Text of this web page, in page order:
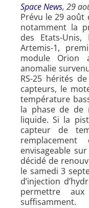
Space News, 29
Prévu le 29 août
notamment la
des Etats-
Artemis-1,
module
anomalie
RS-25 hérités
capteurs, le
température
la phase de de
liquide. Si la
capteur de
envisageable
décidé de
le samedi 3
d’injection
permettre
suffisamment.